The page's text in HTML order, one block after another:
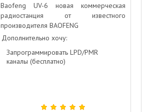
Baofeng UV-6 новая коммерческая
радиостанция от известного
производителя BAOFENG
Дополнительно хочу:
Запрограммировать LPD/PMR
каналы (бесплатно)